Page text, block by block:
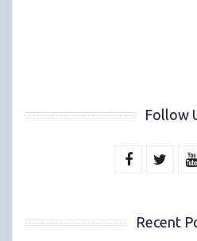
Follow
Recent